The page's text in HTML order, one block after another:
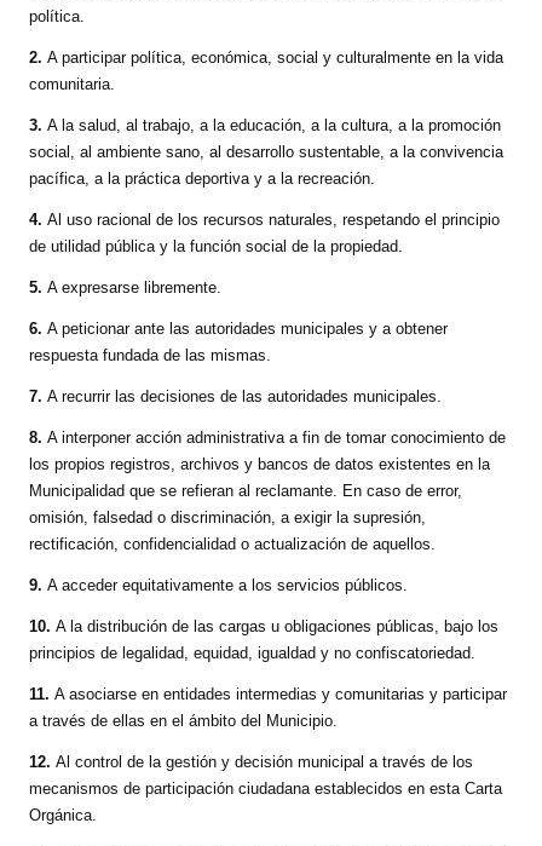
política.
2. A participar política, económica, social y culturalmente en la vida
comunitaria.
3. A la salud, al trabajo, a la educación, a la cultura, a la promoción
social, al ambiente sano, al desarrollo sustentable, a la convivencia
pacífica, a la práctica deportiva y a la recreación.
4. Al uso racional de los recursos naturales, respetando el principio
de utilidad pública y la función social de la propiedad.
5. A expresarse libremente.
6. A peticionar ante las autoridades municipales y a obtener
respuesta fundada de las mismas.
7. A recurrir las decisiones de las autoridades municipales.
8. A interponer acción administrativa a fin de tomar conocimiento de
los propios registros, archivos y bancos de datos existentes en la
Municipalidad que se refieran al reclamante. En caso de error,
omisión, falsedad o discriminación, a exigir la supresión,
rectificación, confidencialidad o actualización de aquellos.
9. A acceder equitativamente a los servicios públicos.
10. A la distribución de las cargas u obligaciones públicas, bajo los
principios de legalidad, equidad, igualdad y no confiscatoriedad.
11. A asociarse en entidades intermedias y comunitarias y participar
a través de ellas en el ámbito del Municipio.
12. Al control de la gestión y decisión municipal a través de los
mecanismos de participación ciudadana establecidos en esta Carta
Orgánica.